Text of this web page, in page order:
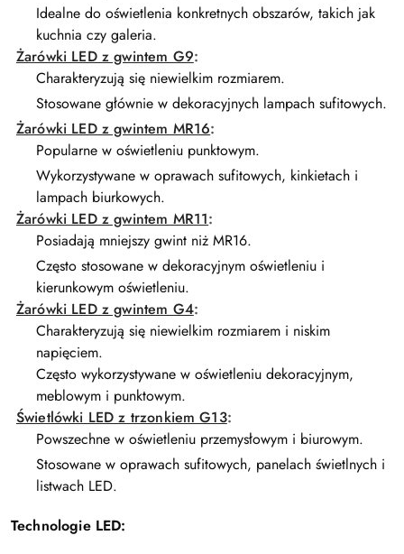
Idealne do oświetlenia konkretnych obszarów, takich jak
kuchnia czy galeria.
Żarówki LED z gwintem G9:
Charakteryzują się niewielkim rozmiarem.
Stosowane głównie w dekoracyjnych lampach sufitowych.
Żarówki LED z gwintem MR16:
Popularne w oświetleniu punktowym.
Wykorzystywane w oprawach sufitowych, kinkietach i
lampach biurkowych.
Żarówki LED z gwintem MR11:
Posiadają mniejszy gwint niż MR16.
Często stosowane w dekoracyjnym oświetleniu i
kierunkowym oświetleniu.
Żarówki LED z gwintem G4:
Charakteryzują się niewielkim rozmiarem i niskim
napięciem.
Często wykorzystywane w oświetleniu dekoracyjnym,
meblowym i punktowym.
Świetlówki LED z trzonkiem G13:
Powszechne w oświetleniu przemysłowym i biurowym.
Stosowane w oprawach sufitowych, panelach świetlnych i
listwach LED.
Technologie LED: